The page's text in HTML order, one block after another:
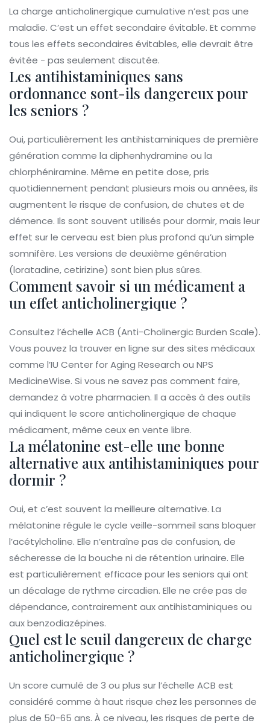
La charge anticholinergique cumulative n’est pas une
maladie. C’est un effet secondaire évitable. Et comme
tous les effets secondaires évitables, elle devrait être
évitée - pas seulement discutée.
Les antihistaminiques sans
ordonnance sont-ils dangereux pour
les seniors ?
Oui, particulièrement les antihistaminiques de première
génération comme la diphenhydramine ou la
chlorphéniramine. Même en petite dose, pris
quotidiennement pendant plusieurs mois ou années, ils
augmentent le risque de confusion, de chutes et de
démence. Ils sont souvent utilisés pour dormir, mais leur
effet sur le cerveau est bien plus profond qu’un simple
somnifère. Les versions de deuxième génération
(loratadine, cetirizine) sont bien plus sûres.
Comment savoir si un médicament a
un effet anticholinergique ?
Consultez l’échelle ACB (Anti-Cholinergic Burden Scale).
Vous pouvez la trouver en ligne sur des sites médicaux
comme l’IU Center for Aging Research ou NPS
MedicineWise. Si vous ne savez pas comment faire,
demandez à votre pharmacien. Il a accès à des outils
qui indiquent le score anticholinergique de chaque
médicament, même ceux en vente libre.
La mélatonine est-elle une bonne
alternative aux antihistaminiques pour
dormir ?
Oui, et c’est souvent la meilleure alternative. La
mélatonine régule le cycle veille-sommeil sans bloquer
l’acétylcholine. Elle n’entraîne pas de confusion, de
sécheresse de la bouche ni de rétention urinaire. Elle
est particulièrement efficace pour les seniors qui ont
un décalage de rythme circadien. Elle ne crée pas de
dépendance, contrairement aux antihistaminiques ou
aux benzodiazépines.
Quel est le seuil dangereux de charge
anticholinergique ?
Un score cumulé de 3 ou plus sur l’échelle ACB est
considéré comme à haut risque chez les personnes de
plus de 50-65 ans. À ce niveau, les risques de perte de